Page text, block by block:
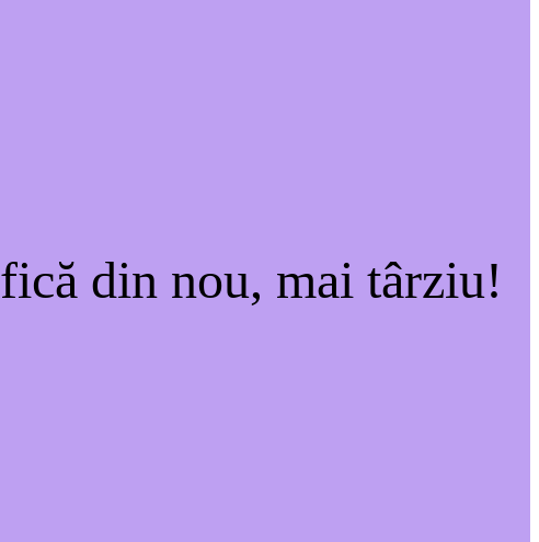
din nou, mai târziu!